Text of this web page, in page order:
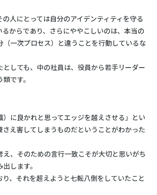
人にとっては自分のアイデンティティを守る
からであり、さらにややこしいのは、本当の
一次プロセス）と違うことを行動しているな
しても、中の社員は、役員から若手リーダー
です。
に良かれと思ってエッジを越えさせる」とい
え害してしまうものだということがわかった
え、そのための言行一致こそが大切と思いがち
します。
、それを超えようと七転八倒をしていたこと